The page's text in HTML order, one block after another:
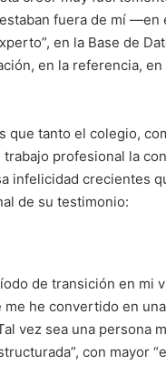
fuera de mí —en
en la Base de
en la referencia, en
que tanto el colegio,
profesional la
infelicidad crecientes
de su testimonio:
de transición en mi
he convertido en
vez sea una persona
con mayor